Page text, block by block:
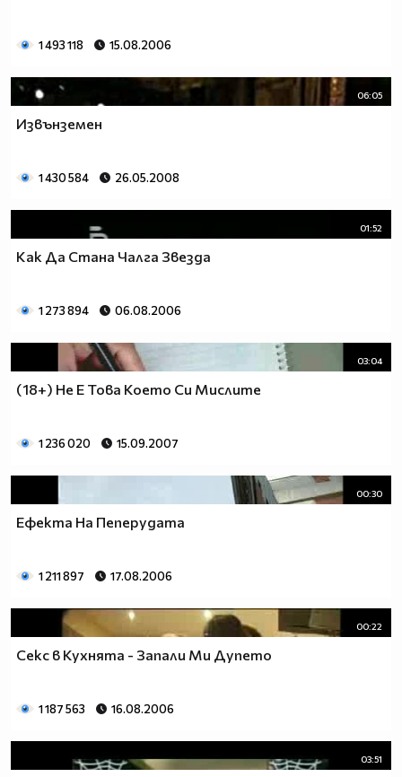
1 493 118 15.08.2006
06:05
Извънземен
1 430 584 26.05.2008
01:52
Как Да Стана Чалга Звезда
1 273 894 06.08.2006
03:04
(18+) Не Е Това Което Си Мислите
1 236 020 15.09.2007
00:30
Ефекта На Пеперудата
1 211 897 17.08.2006
00:22
Секс в Кухнята - Запали Ми Дупето
1 187 563 16.08.2006
03:51